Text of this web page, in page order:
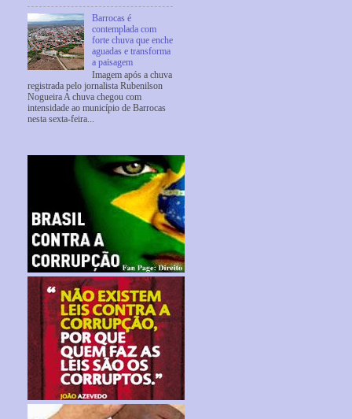
Barrocas é
contemplada com
forte chuva que enche
aguadas e transforma
a paisagem
Imagem após a chuva
registrada pelo jornalista Rubenilson
Nogueira A chuva chegou com
intensidade ao município de Barrocas
nesta sexta-feira...